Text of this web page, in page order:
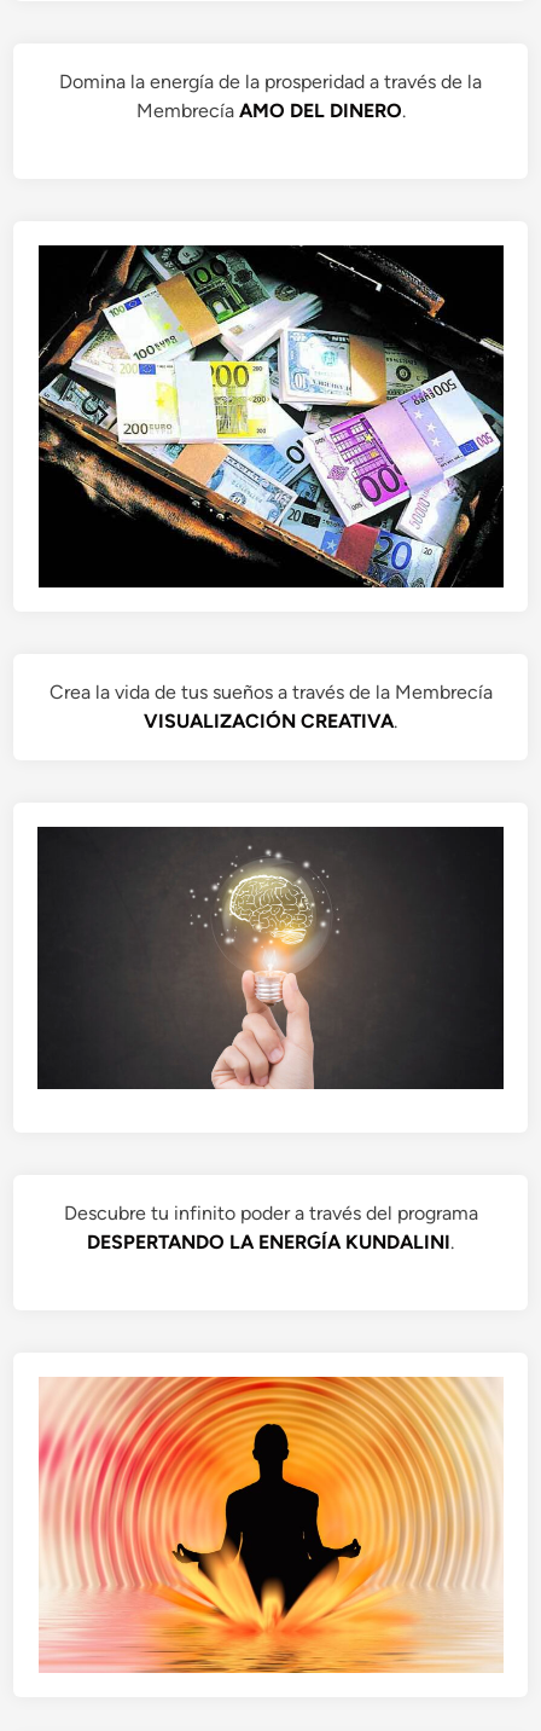
Domina la energía de la prosperidad a través de la
Membrecía AMO DEL DINERO.
Crea la vida de tus sueños a través de la Membrecía
VISUALIZACIÓN CREATIVA.
Descubre tu infinito poder a través del programa
DESPERTANDO LA ENERGÍA KUNDALINI.